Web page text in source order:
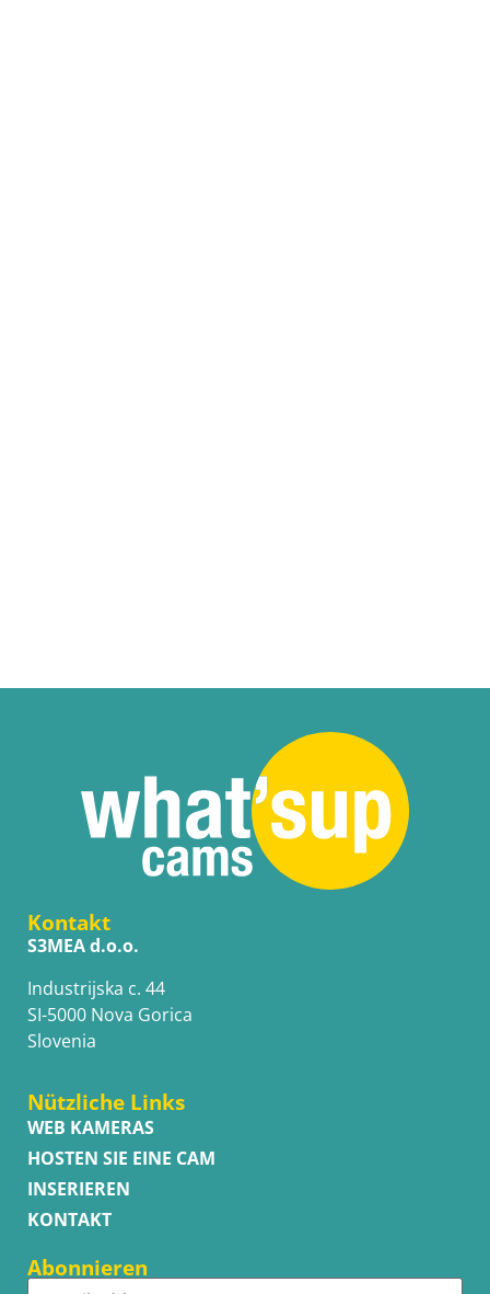
Kontakt
S3MEA d.o.o.
Industrijska c. 44
SI-5000 Nova Gorica
Slovenia
Nützliche Links
WEB KAMERAS
HOSTEN SIE EINE CAM
INSERIEREN
KONTAKT
Abonnieren